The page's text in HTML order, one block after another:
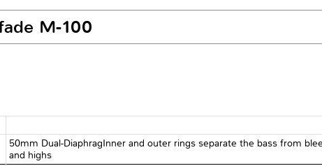
M-100
50mm Dual-DiaphragInner and outer rings separate the bass from
and highs